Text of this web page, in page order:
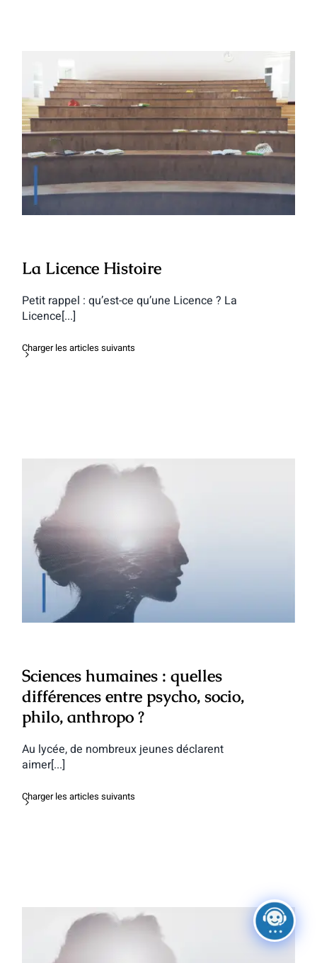
La Licence Histoire
La Licence Histoire
Petit rappel : qu’est-ce qu’une Licence ? La
Licence[...]
Charger les articles suivants
Sciences humaines : quelles différences
entre psycho, socio, philo, anthropo ?
Sciences humaines : quelles
différences entre psycho, socio,
philo, anthropo ?
Au lycée, de nombreux jeunes déclarent
aimer[...]
Charger les articles suivants